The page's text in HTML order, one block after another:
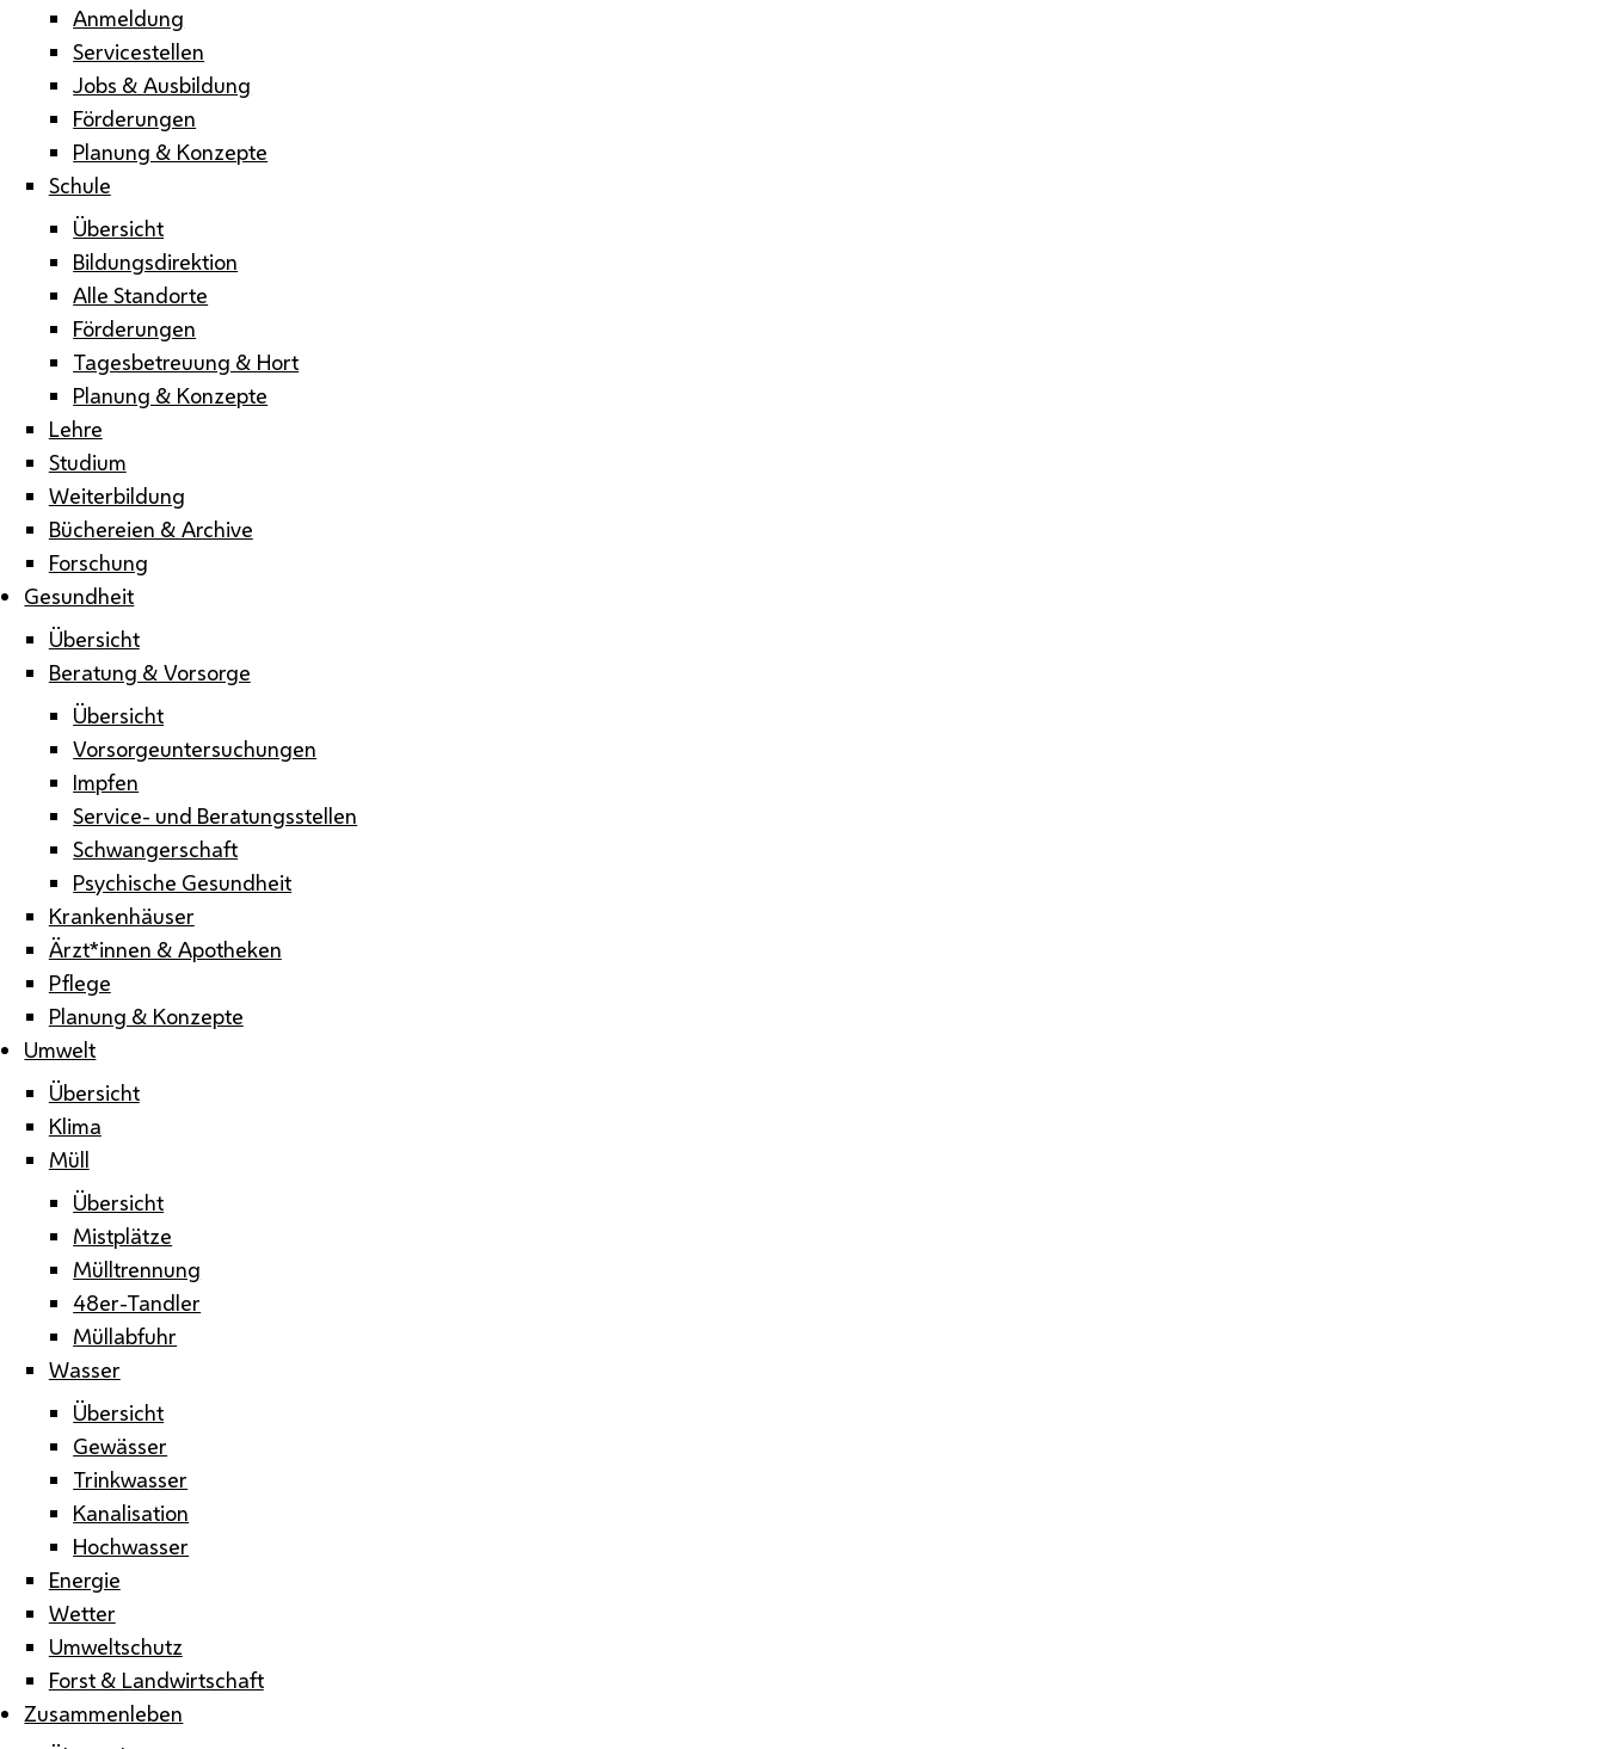
Anmeldung
Servicestellen
Jobs & Ausbildung
Förderungen
Planung & Konzepte
Schule
Übersicht
Bildungsdirektion
Alle Standorte
Förderungen
Tagesbetreuung & Hort
Planung & Konzepte
Lehre
Studium
Weiterbildung
Büchereien & Archive
Forschung
Gesundheit
Übersicht
Beratung & Vorsorge
Übersicht
Vorsorgeuntersuchungen
Impfen
Service- und Beratungsstellen
Schwangerschaft
Psychische Gesundheit
Krankenhäuser
Ärzt*innen & Apotheken
Pflege
Planung & Konzepte
Umwelt
Übersicht
Klima
Müll
Übersicht
Mistplätze
Mülltrennung
48er-Tandler
Müllabfuhr
Wasser
Übersicht
Gewässer
Trinkwasser
Kanalisation
Hochwasser
Energie
Wetter
Umweltschutz
Forst & Landwirtschaft
Zusammenleben